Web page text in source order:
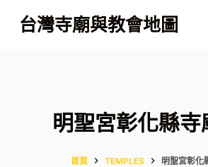
跳
至
台灣寺廟與教會地圖
明聖宮彰化縣寺
首頁 TEMPLES 明聖宮彰化